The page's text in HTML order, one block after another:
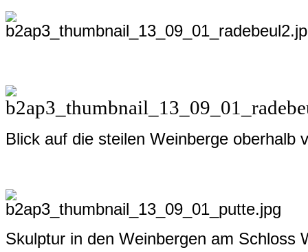
Blick auf die steilen Weinberge oberhalb
Skulptur in den Weinbergen am Schloss